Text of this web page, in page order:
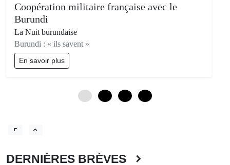
Coopération militaire française avec le
Burundi
La Nuit burundaise
Burundi : « ils savent »
En savoir plus
DERNIÈRES BRÈVES